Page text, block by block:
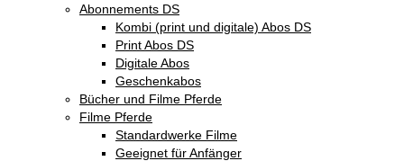
Abonnements DS
Kombi (print und digitale) Abos DS
Print Abos DS
Digitale Abos
Geschenkabos
Bücher und Filme Pferde
Filme Pferde
Standardwerke Filme
Geeignet für Anfänger